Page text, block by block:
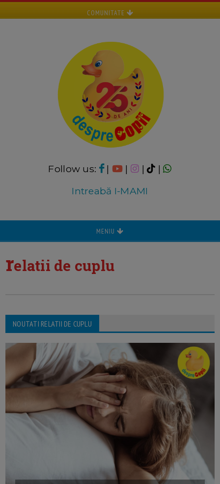
COMUNITATE
Follow us: | | |
|
Intreabă I-MAMI
MENIU
relatii de cuplu
NOUTATI RELATII DE CUPLU